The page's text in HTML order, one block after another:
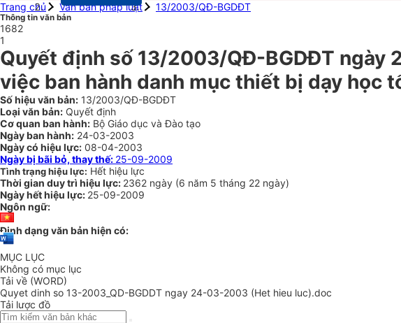
Trang chủ
Văn bản pháp luật 13/2003/QĐ-BGDĐT
Thông tin văn bản
1682
1
Quyết định số 13/2003/QĐ-BGDĐT ngày
việc ban hành danh mục thiết bị dạy học
Số hiệu văn bản: 13/2003/QĐ-BGDĐT
Loại văn bản: Quyết định
Cơ quan ban hành: Bộ Giáo dục và Đào tạo
Ngày ban hành: 24-03-2003
Ngày có hiệu lực: 08-04-2003
Ngày bị bãi bỏ, thay thế: 25-09-2009
Tình trạng hiệu lực: Hết hiệu lực
Thời gian duy trì hiệu lực: 2362 ngày (6 năm 5 tháng 22 ngày)
Ngày hết hiệu lực: 25-09-2009
Ngôn ngữ:
Định dạng văn bản hiện có:
MỤC LỤC
Không có mục lục
Tải về (WORD)
Quyet dinh so 13-2003_QD-BGDDT ngay 24-03-2003 (Het hieu luc).doc
Tải lược đồ